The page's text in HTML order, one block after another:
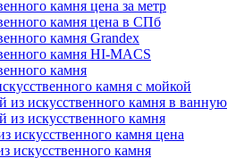
камня цена за метр
камня цена в СПб
камня Grandex
камня HI-MACS
камня
камня с мойкой
из искусственного камня в ванную
из искусственного камня
камня цена
искусственного камня